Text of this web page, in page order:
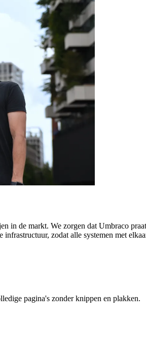
in de markt. We zorgen dat Umbraco
zodat alle systemen met
pagina's zonder knippen en plakken.